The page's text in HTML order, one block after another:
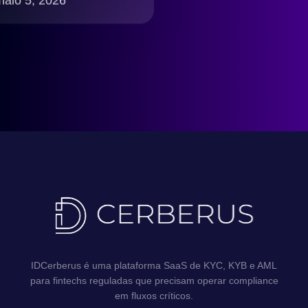
LGPD
IDCerberus é uma plataforma SaaS de KYC, KYB e AML
para fintechs reguladas que precisam operar compliance
em fluxos críticos.